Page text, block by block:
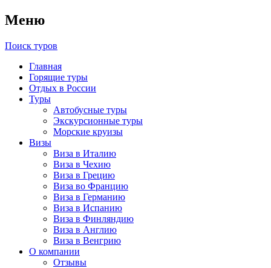
Меню
Поиск туров
Главная
Горящие туры
Отдых в России
Туры
Автобусные туры
Экскурсионные туры
Морские круизы
Визы
Виза в Италию
Виза в Чехию
Виза в Грецию
Виза во Францию
Виза в Германию
Виза в Испанию
Виза в Финляндию
Виза в Англию
Виза в Венгрию
О компании
Отзывы